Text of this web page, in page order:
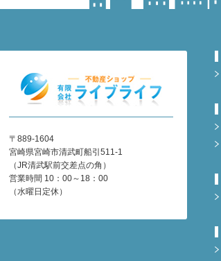
〒889-1604
宮崎県宮崎市清武町船引511-1
（JR清武駅前交差点の角）
営業時間 10：00～18：00
（水曜日定休）